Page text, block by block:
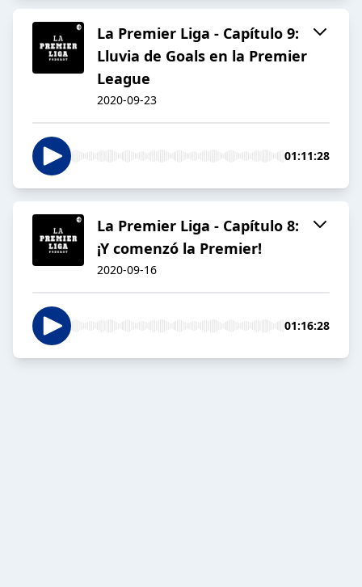
La Premier Liga - Capítulo 9:
Lluvia de Goals en la Premier
League
2020-09-23
01:11:28
La Premier Liga - Capítulo 8:
¡Y comenzó la Premier!
2020-09-16
01:16:28